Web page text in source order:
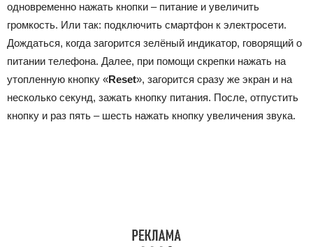
одновременно нажать кнопки – питание и увеличить
громкость. Или так: подключить смартфон к электросети.
Дождаться, когда загорится зелёный индикатор, говорящий о
питании телефона. Далее, при помощи скрепки нажать на
утопленную кнопку «Reset», загорится сразу же экран и на
несколько секунд, зажать кнопку питания. После, отпустить
кнопку и раз пять – шесть нажать кнопку увеличения звука.